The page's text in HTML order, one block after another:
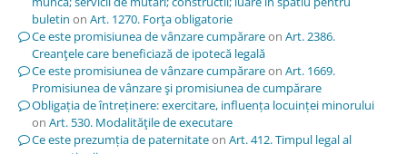
buletin on Art. 1270. Forţa obligatorie
Ce este promisiunea de vânzare cumpărareon Art. 2386.
Creanţele care beneficiază de ipotecă legală
Ce este promisiunea de vânzare cumpărareon Art. 1669.
Promisiunea de vânzare şi promisiunea de cumpărare
Obligația de întreținere: exercitare, influența locuinței minorului
on Art. 530. Modalităţile de executare
Ce este prezumția de paternitateon Art. 412. Timpul legal al